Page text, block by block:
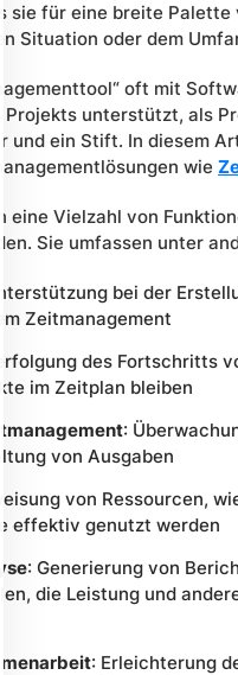
sie für eine breite
Situation oder dem
oft mit
Projekts unterstützt, als
und ein Stift. In diesem
wie
eine Vielzahl von
Sie umfassen unter
nterstützung bei der
Zeitmanagement
des Fortschritts
e im Zeitplan bleiben
:
von Ausgaben
von Ressourcen,
effektiv genutzt werden
: Generierung von
, die Leistung und
: Erleichterung